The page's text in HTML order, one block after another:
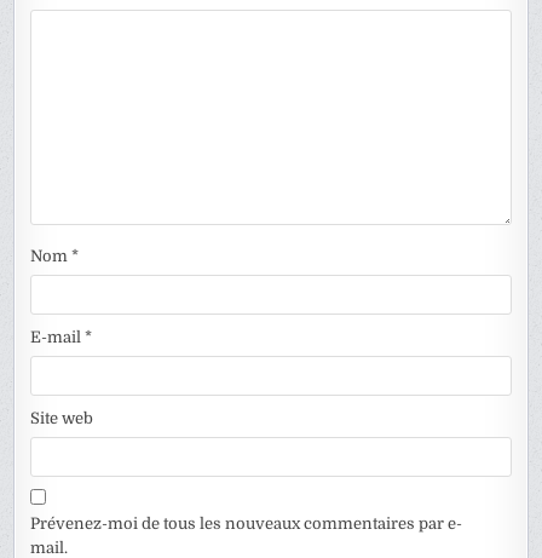
Nom*
E-mail*
Site web
Prévenez-moi de tous les nouveaux commentaires par e-
mail.